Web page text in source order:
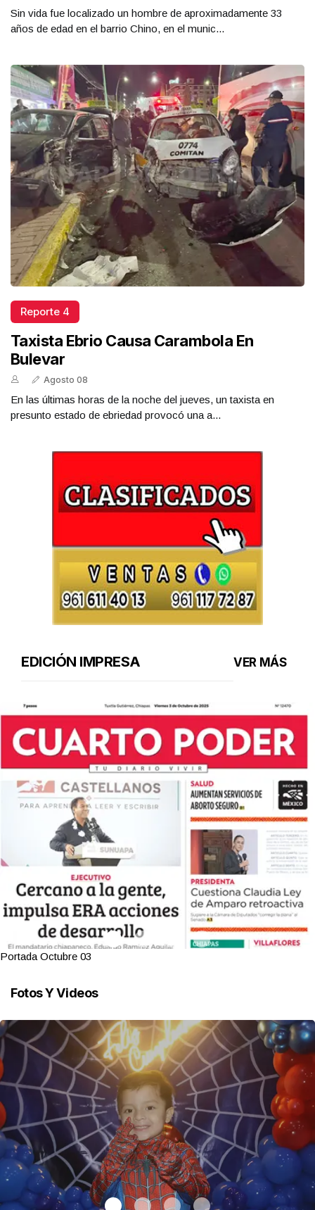
Sin vida fue localizado un hombre de aproximadamente 33
años de edad en el barrio Chino, en el munic...
Reporte 4
Taxista Ebrio Causa Carambola En
Bulevar
Agosto 08
En las últimas horas de la noche del jueves, un taxista en
presunto estado de ebriedad provocó una a...
EDICIÓN IMPRESA VER MÁS
Portada Octubre 03
Fotos Y Videos